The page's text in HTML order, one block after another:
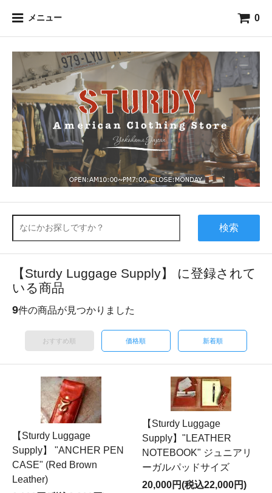
メニュー 0
検索
【Sturdy Luggage Supply】 に登録されて
いる商品
9件の商品が見つかりました
おすすめ順 価格順 新着順
【Sturdy Luggage
Supply】 "ANCHER PEN
CASE" (Red Brown
Leather)
【Sturdy Luggage
Supply】"LEATHER
NOTEBOOK" ジュニアリ
ーガルパッドサイズ
20,000円(税込22,000円)